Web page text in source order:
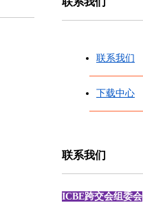
联系我们
下载中心
联系我们
ICBE跨交会组委会